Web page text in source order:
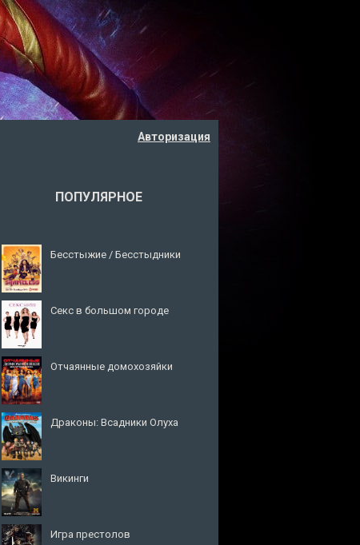
Авторизация
ПОПУЛЯРНОЕ
Бесстыжие / Бесстыдники
Секс в большом городе
Отчаянные домохозяйки
Драконы: Всадники Олуха
Викинги
Игра престолов